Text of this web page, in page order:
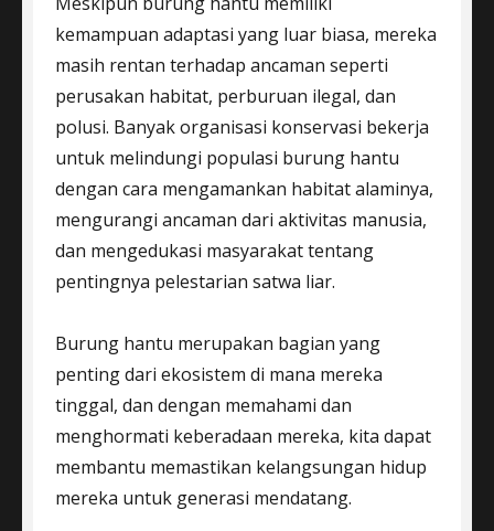
kemampuan adaptasi yang luar biasa, mereka
masih rentan terhadap ancaman seperti
perusakan habitat, perburuan ilegal, dan
polusi. Banyak organisasi konservasi bekerja
untuk melindungi populasi burung hantu
dengan cara mengamankan habitat alaminya,
mengurangi ancaman dari aktivitas manusia,
dan mengedukasi masyarakat tentang
pentingnya pelestarian satwa liar.
Burung hantu merupakan bagian yang
penting dari ekosistem di mana mereka
tinggal, dan dengan memahami dan
menghormati keberadaan mereka, kita dapat
membantu memastikan kelangsungan hidup
mereka untuk generasi mendatang.